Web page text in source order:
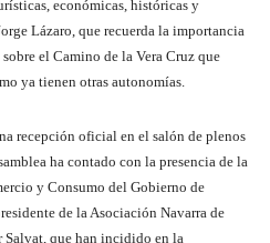
económicas, históricas y
Lázaro, que recuerda la importancia
el Camino de la Vera Cruz que
ya tienen otras autonomías.
recepción oficial en el salón de plenos
ha contado con la presencia de la
y Consumo del Gobierno de
de la Asociación Navarra de
que han incidido en la